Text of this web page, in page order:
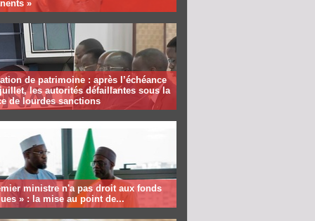
»
de patrimoine : après l’échéance
les autorités défaillantes sous la
de lourdes sanctions
ministre n'a pas droit aux fonds
» : la mise au point de...